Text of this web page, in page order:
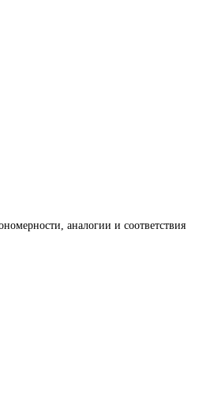
аналогии и соответствия